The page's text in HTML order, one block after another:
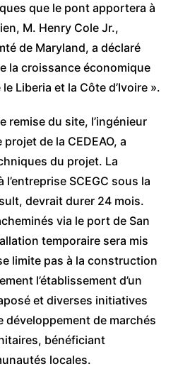
que le pont apportera à
M. Henry Cole Jr.,
de Maryland, a déclaré
la croissance économique
Liberia et la Côte d’Ivoire ».
remise du site, l’ingénieur
de la CEDEAO, a
du projet. La
SCEGC sous la
devrait durer 24 mois.
via le port de San
temporaire sera mis
limite pas à la construction
l’établissement d’un
et diverses initiatives
développement de marchés
bénéficiant
locales.